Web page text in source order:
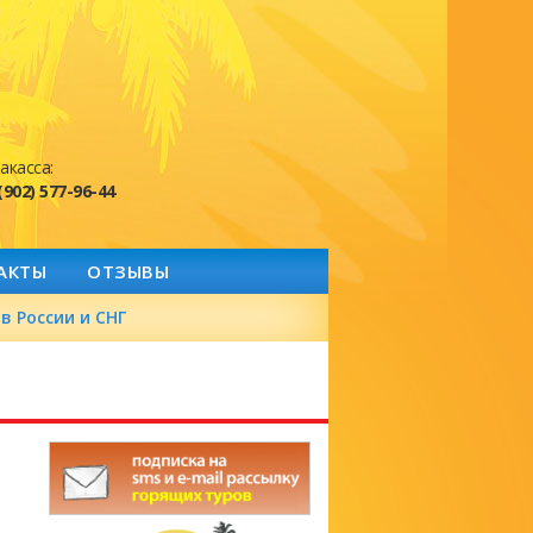
577-96-44
ОТЗЫВЫ
России и СНГ